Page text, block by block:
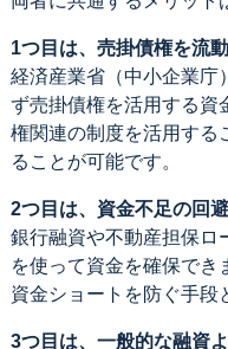
1つ目は、売掛債権を流
経済産業省（中小企業庁
ず売掛債権を活用する資
権関連の制度を活用する
ることが可能です。
2つ目は、資金不足の回
銀行融資や不動産担保ロ
を使って資金を確保でき
資金ショートを防ぐ手段
3つ目は、一般的な融資